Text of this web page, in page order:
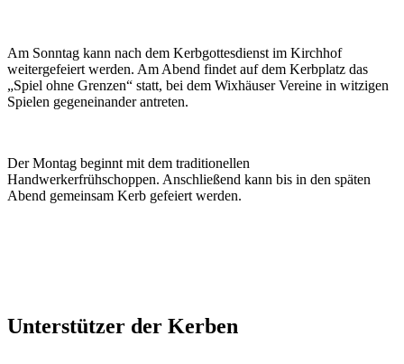
Am Sonntag kann nach dem Kerbgottesdienst im Kirchhof
weitergefeiert werden. Am Abend findet auf dem Kerbplatz das
„Spiel ohne Grenzen“ statt, bei dem Wixhäuser Vereine in witzigen
Spielen gegeneinander antreten.
Der Montag beginnt mit dem traditionellen
Handwerkerfrühschoppen. Anschließend kann bis in den späten
Abend gemeinsam Kerb gefeiert werden.
Unterstützer der Kerben